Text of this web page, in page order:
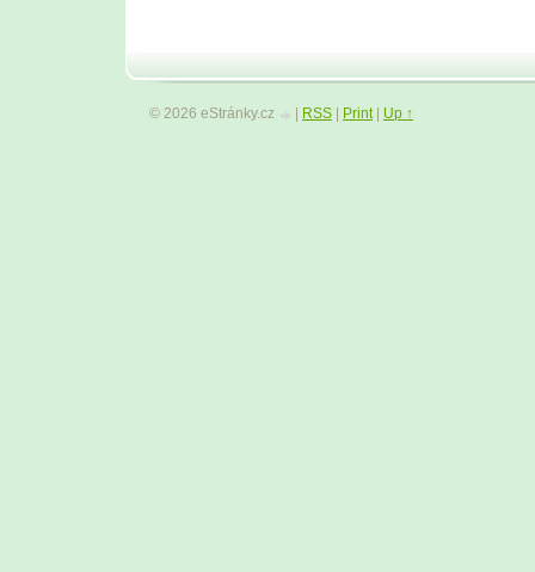
© 2026 eStránky.cz RSS Print| Up ↑